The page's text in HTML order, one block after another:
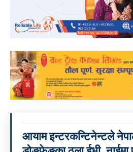
आयाम इन्टरकन्टिनेन्टले